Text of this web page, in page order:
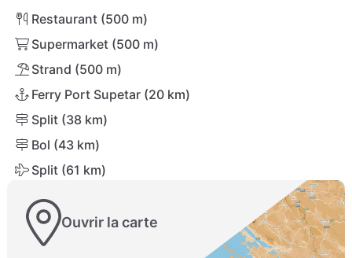
Restaurant (500 m)
Supermarket (500 m)
Strand (500 m)
Ferry Port Supetar (20 km)
Split (38 km)
Bol (43 km)
Split (61 km)
Ouvrir la carte